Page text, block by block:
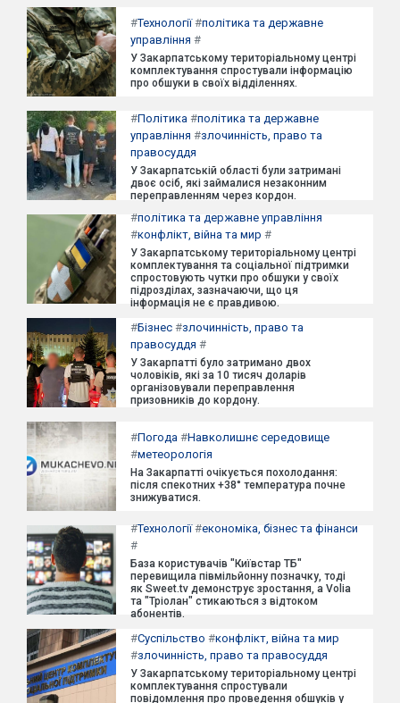
#Технології#політика та державне
управління #
У Закарпатському територіальному центрі
комплектування спростували інформацію
про обшуки в своїх відділеннях.
#Політика #політика та державне
управління #злочинність, право та
правосуддя
У Закарпатській області були затримані
двоє осіб, які займалися незаконним
переправленням через кордон.
#політика та державне управління
#конфлікт, війна та мир #
У Закарпатському територіальному центрі
комплектування та соціальної підтримки
спростовують чутки про обшуки у своїх
підрозділах, зазначаючи, що ця
інформація не є правдивою.
#Бізнес #злочинність, право та
правосуддя #
У Закарпатті було затримано двох
чоловіків, які за 10 тисяч доларів
організовували переправлення
призовників до кордону.
#Погода #Навколишнє середовище
#метеорологія
На Закарпатті очікується похолодання:
після спекотних +38° температура почне
знижуватися.
#Технології#економіка, бізнес та фінанси
#
База користувачів "Київстар ТБ"
перевищила півмільйонну позначку, тоді
як Sweet.tv демонструє зростання, а Volia
та "Тріолан" стикаються з відтоком
абонентів.
#Суспільство #конфлікт, війна та мир
#злочинність, право та правосуддя
У Закарпатському територіальному центрі
комплектування спростували
повідомлення про проведення обшуків у